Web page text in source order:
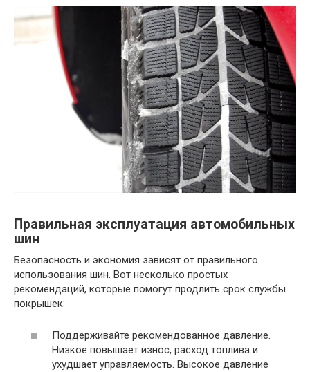
Правильная эксплуатация автомобильных
шин
Безопасность и экономия зависят от правильного
использования шин. Вот несколько простых
рекомендаций, которые помогут продлить срок службы
покрышек:
Поддерживайте рекомендованное давление.
Низкое повышает износ, расход топлива и
ухудшает управляемость. Высокое давление